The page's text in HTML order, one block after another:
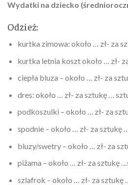
Wydatki na dziecko
Odzież:
kurtka zimowa: około … zł- za
kurtka letnia koszt około … zł-
ciepła bluza – około … zł- za
dres: około … zł- za sztukę …
podkoszulki – około … zł- za
spodnie – około … zł- za sztukę
bluzy/swetry – około … zł- za
piżama – około … zł- za sztukę
szlafrok – około … zł- za sztukę